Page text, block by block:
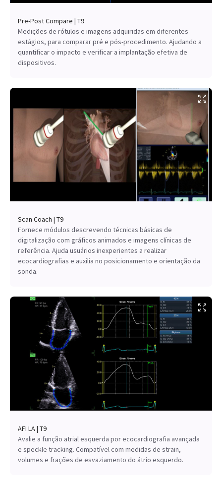
Pre-Post Compare | T9
Medições de rótulos e imagens adquiridas em diferentes
estágios, para comparar pré e pós-procedimento. Ajudando a
quantificar o impacto e verificar a implantação efetiva de
dispositivos.
Scan Coach | T9
Fornece módulos descrevendo técnicas básicas de
digitalização com gráficos animados e imagens clínicas de
referência. Ajuda usuários inexperientes a realizar
ecocardiografias e auxilia no posicionamento e orientação da
sonda.
AFI LA | T9
Avalie a função atrial esquerda por ecocardiografia avançada
e speckle tracking. Compatível com medidas de strain,
volumes e frações de esvaziamento do átrio esquerdo.